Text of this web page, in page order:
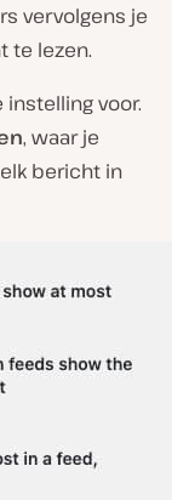
vervolgens je
te lezen.
voor.
, waar je
bericht in